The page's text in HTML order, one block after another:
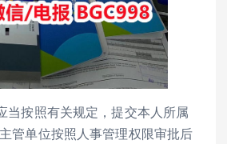
当按照有关规定，提交本人所属
管单位按照人事管理权限审批后